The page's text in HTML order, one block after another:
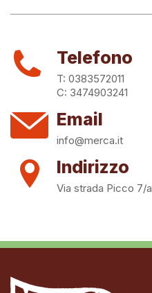
Telefono
T: 0383572011
C: 3474903241
Email
info@merca.it
Indirizzo
Via strada Picco 7/a